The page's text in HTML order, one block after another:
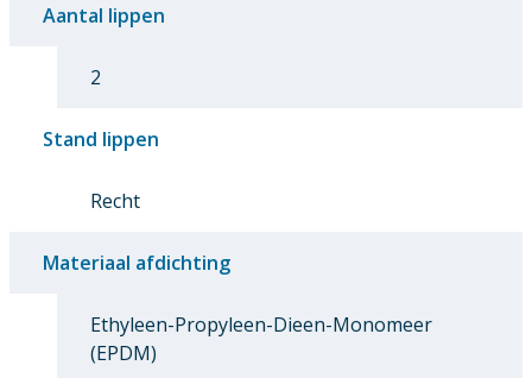
Aantal lippen
2
Stand lippen
Recht
Materiaal afdichting
Ethyleen-Propyleen-Dieen-Monomeer
(EPDM)